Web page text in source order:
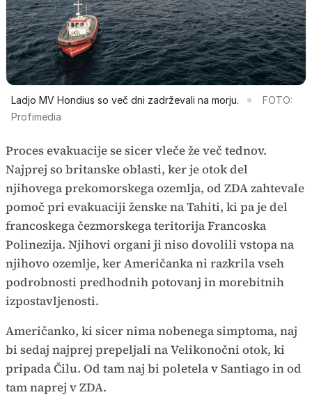
Ladjo MV Hondius so več dni zadrževali na morju.
FOTO:
Profimedia
Proces evakuacije se sicer vleče že več tednov.
Najprej so britanske oblasti, ker je otok del
njihovega prekomorskega ozemlja, od ZDA zahtevale
pomoč pri evakuaciji ženske na Tahiti, ki pa je del
francoskega čezmorskega teritorija Francoska
Polinezija. Njihovi organi ji niso dovolili vstopa na
njihovo ozemlje, ker Američanka ni razkrila vseh
podrobnosti predhodnih potovanj in morebitnih
izpostavljenosti.
Američanko, ki sicer nima nobenega simptoma, naj
bi sedaj najprej prepeljali na Velikonočni otok, ki
pripada Čilu. Od tam naj bi poletela v Santiago in od
tam naprej v ZDA.